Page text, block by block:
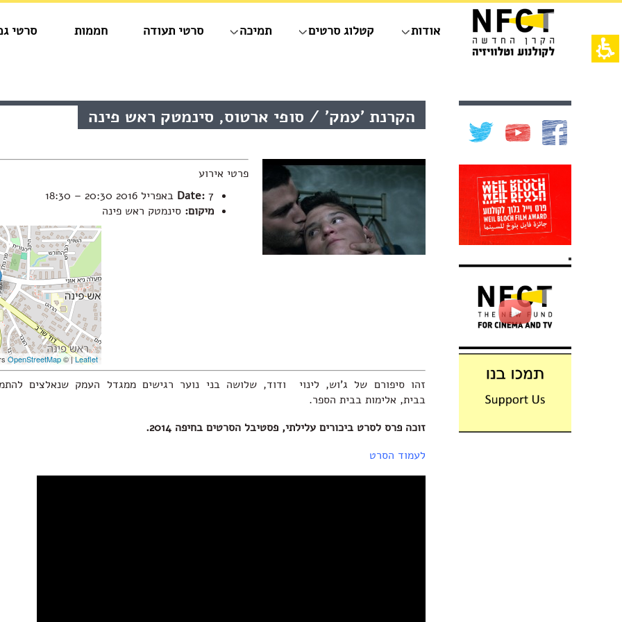
תחילתו
אינטרנט,
לחץ
אודות קטלוג סרטים תמיכה סרטי תעודה חממות סרטי
תוכן
מרכזי,
אנטר
הקרנת 'עמק' / סופי ארטוס, סינמטק ראש פינה
פרטי אירוע
Date: 7 באפריל 2016 20:30 –
18:30
מיקום: סינמטק ראש פינה
Leaflet
| ©
OpenStreetMap
זהו סיפורם של ג'וש, לינוי ודוד, שלושה בני נוער רגישים ממגדל העמק שנאלצים
בבית, אלימות בבית הספר.
זוכה פרס לסרט ביכורים עלילתי, פסטיבל הסרטים בחיפה 2014.
לעמוד הסרט